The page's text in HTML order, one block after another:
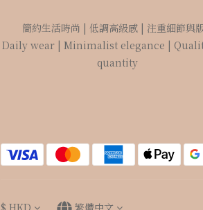
簡約生活時尚 | 低調高級感 | 注重細節與
Daily wear | Minimalist elegance |
quantity
$ HKD 繁體中文